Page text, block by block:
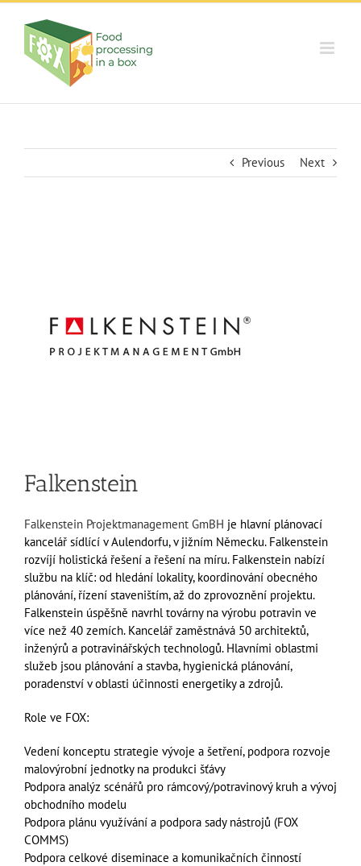
Skip
content
Previous Next
Falkenstein
Falkenstein Projektmanagement GmBH je hlavní plánovací
kancelář sídlící v Aulendorfu, v jižním Německu. Falkenstein
rozvíjí holistická řešení a řešení na míru. Falkenstein nabízí
službu na klíč: od hledání lokality, koordinování obecného
plánování, řízení staveništím, až do zprovoznění projektu.
Falkenstein úspěšně navrhl továrny na výrobu potravin ve
více než 40 zemích. Kancelář zaměstnává 50 architektů,
inženýrů a potravinářských technologů. Hlavními oblastmi
služeb jsou plánování a stavba, hygienická plánování,
poradenství v oblasti účinnosti energetiky a zdrojů.
Role ve FOX:
Vedení konceptu strategie vývoje a šetření, podpora rozvoje
malovýrobní jednotky na produkci šťávy
Podpora analýz scénářů pro rámcový/potravinový kruh a vývoj
obchodního modelu
Podpora plánu využívání a podpora sady nástrojů (FOX
COMMS)
Podpora celkové diseminace a komunikačních činností